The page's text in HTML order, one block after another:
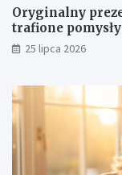
Oryginalny
trafione pomysły
25 lipca 2026